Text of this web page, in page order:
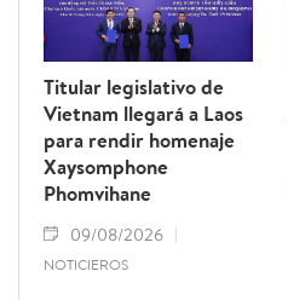
Titular legislativo de
Vietnam llegará a Laos
para rendir homenaje
Xaysomphone
Phomvihane
09/08/2026
NOTICIEROS